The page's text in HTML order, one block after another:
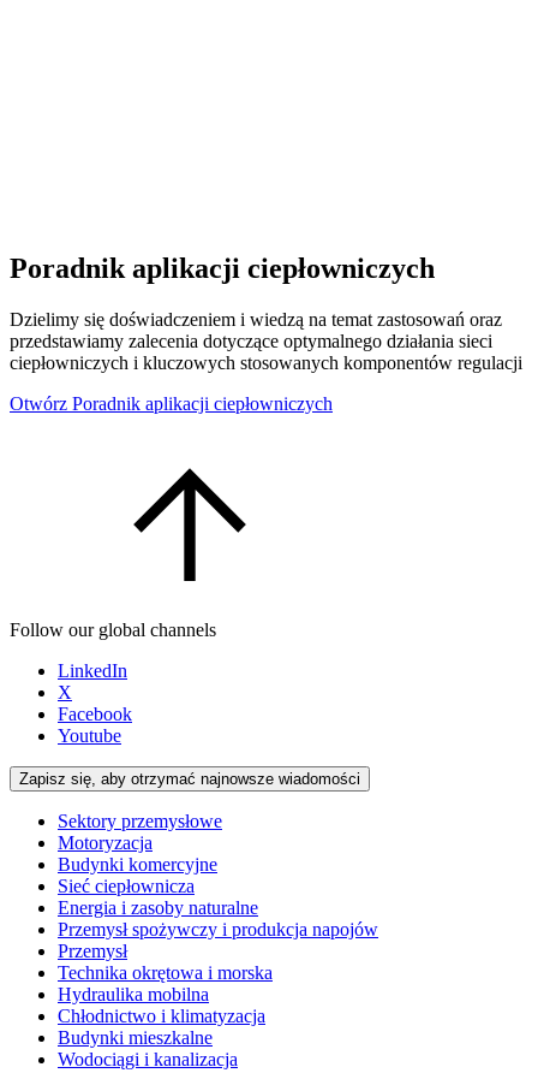
Poradnik aplikacji ciepłowniczych
Dzielimy się doświadczeniem i wiedzą na temat zastosowań oraz
przedstawiamy zalecenia dotyczące optymalnego działania sieci
ciepłowniczych i kluczowych stosowanych komponentów regulacji
Otwórz Poradnik aplikacji ciepłowniczych
Follow our global channels
LinkedIn
X
Facebook
Youtube
Zapisz się, aby otrzymać najnowsze wiadomości
Sektory przemysłowe
Motoryzacja
Budynki komercyjne
Sieć ciepłownicza
Energia i zasoby naturalne
Przemysł spożywczy i produkcja napojów
Przemysł
Technika okrętowa i morska
Hydraulika mobilna
Chłodnictwo i klimatyzacja
Budynki mieszkalne
Wodociągi i kanalizacja